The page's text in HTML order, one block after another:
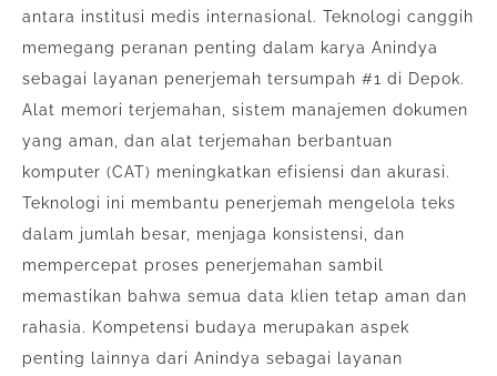
antara institusi medis internasional. Teknologi canggih
memegang peranan penting dalam karya Anindya
sebagai layanan penerjemah tersumpah #1 di Depok.
Alat memori terjemahan, sistem manajemen dokumen
yang aman, dan alat terjemahan berbantuan
komputer (CAT) meningkatkan efisiensi dan akurasi.
Teknologi ini membantu penerjemah mengelola teks
dalam jumlah besar, menjaga konsistensi, dan
mempercepat proses penerjemahan sambil
memastikan bahwa semua data klien tetap aman dan
rahasia. Kompetensi budaya merupakan aspek
penting lainnya dari Anindya sebagai layanan